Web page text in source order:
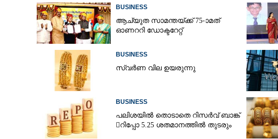
BUSINESS
ആച്യുത സാമന്തയ്ക്ക് 75-ാമത്
ഓണററി ഡോക്ടറേറ്റ്
BUSINESS
സ്വർണ വില ഉയരുന്നു
BUSINESS
പലിശയിൽ തൊടാതെ റിസർവ് ബാങ്ക്
റിപ്പോ 5.25 ശതമാനത്തിൽ തുടരും
പ്രവാസികൾക്ക് മാമ്പഴക്കാലം
സമ്മാനിക്കാൻ ലുലു